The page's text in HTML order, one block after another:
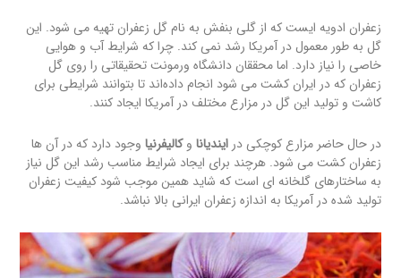
زعفران ادویه ایست که از گلی بنفش به نام گل زعفران تهیه می شود. این
گل به طور معمول در آمریکا رشد نمی کند. چرا که شرایط آب و هوایی
خاصی را نیاز دارد. اما محققان دانشگاه ورمونت تحقیقاتی را روی گل
زعفران که در ایران کشت می شود انجام داده‌اند تا بتوانند شرایطی برای
کاشت و تولید این گل در مزارع مختلف در آمریکا ایجاد کنند.
در حال حاضر مزارع کوچکی درایندیانا وکالیفرنیا وجود دارد که در آن ها
زعفران کشت می شود. هرچند برای ایجاد شرایط مناسب رشد این گل نیاز
به ساختارهای گلخانه ای است که شاید همین موجب شود کیفیت زعفران
تولید شده در آمریکا به اندازه زعفران ایرانی بالا نباشد.